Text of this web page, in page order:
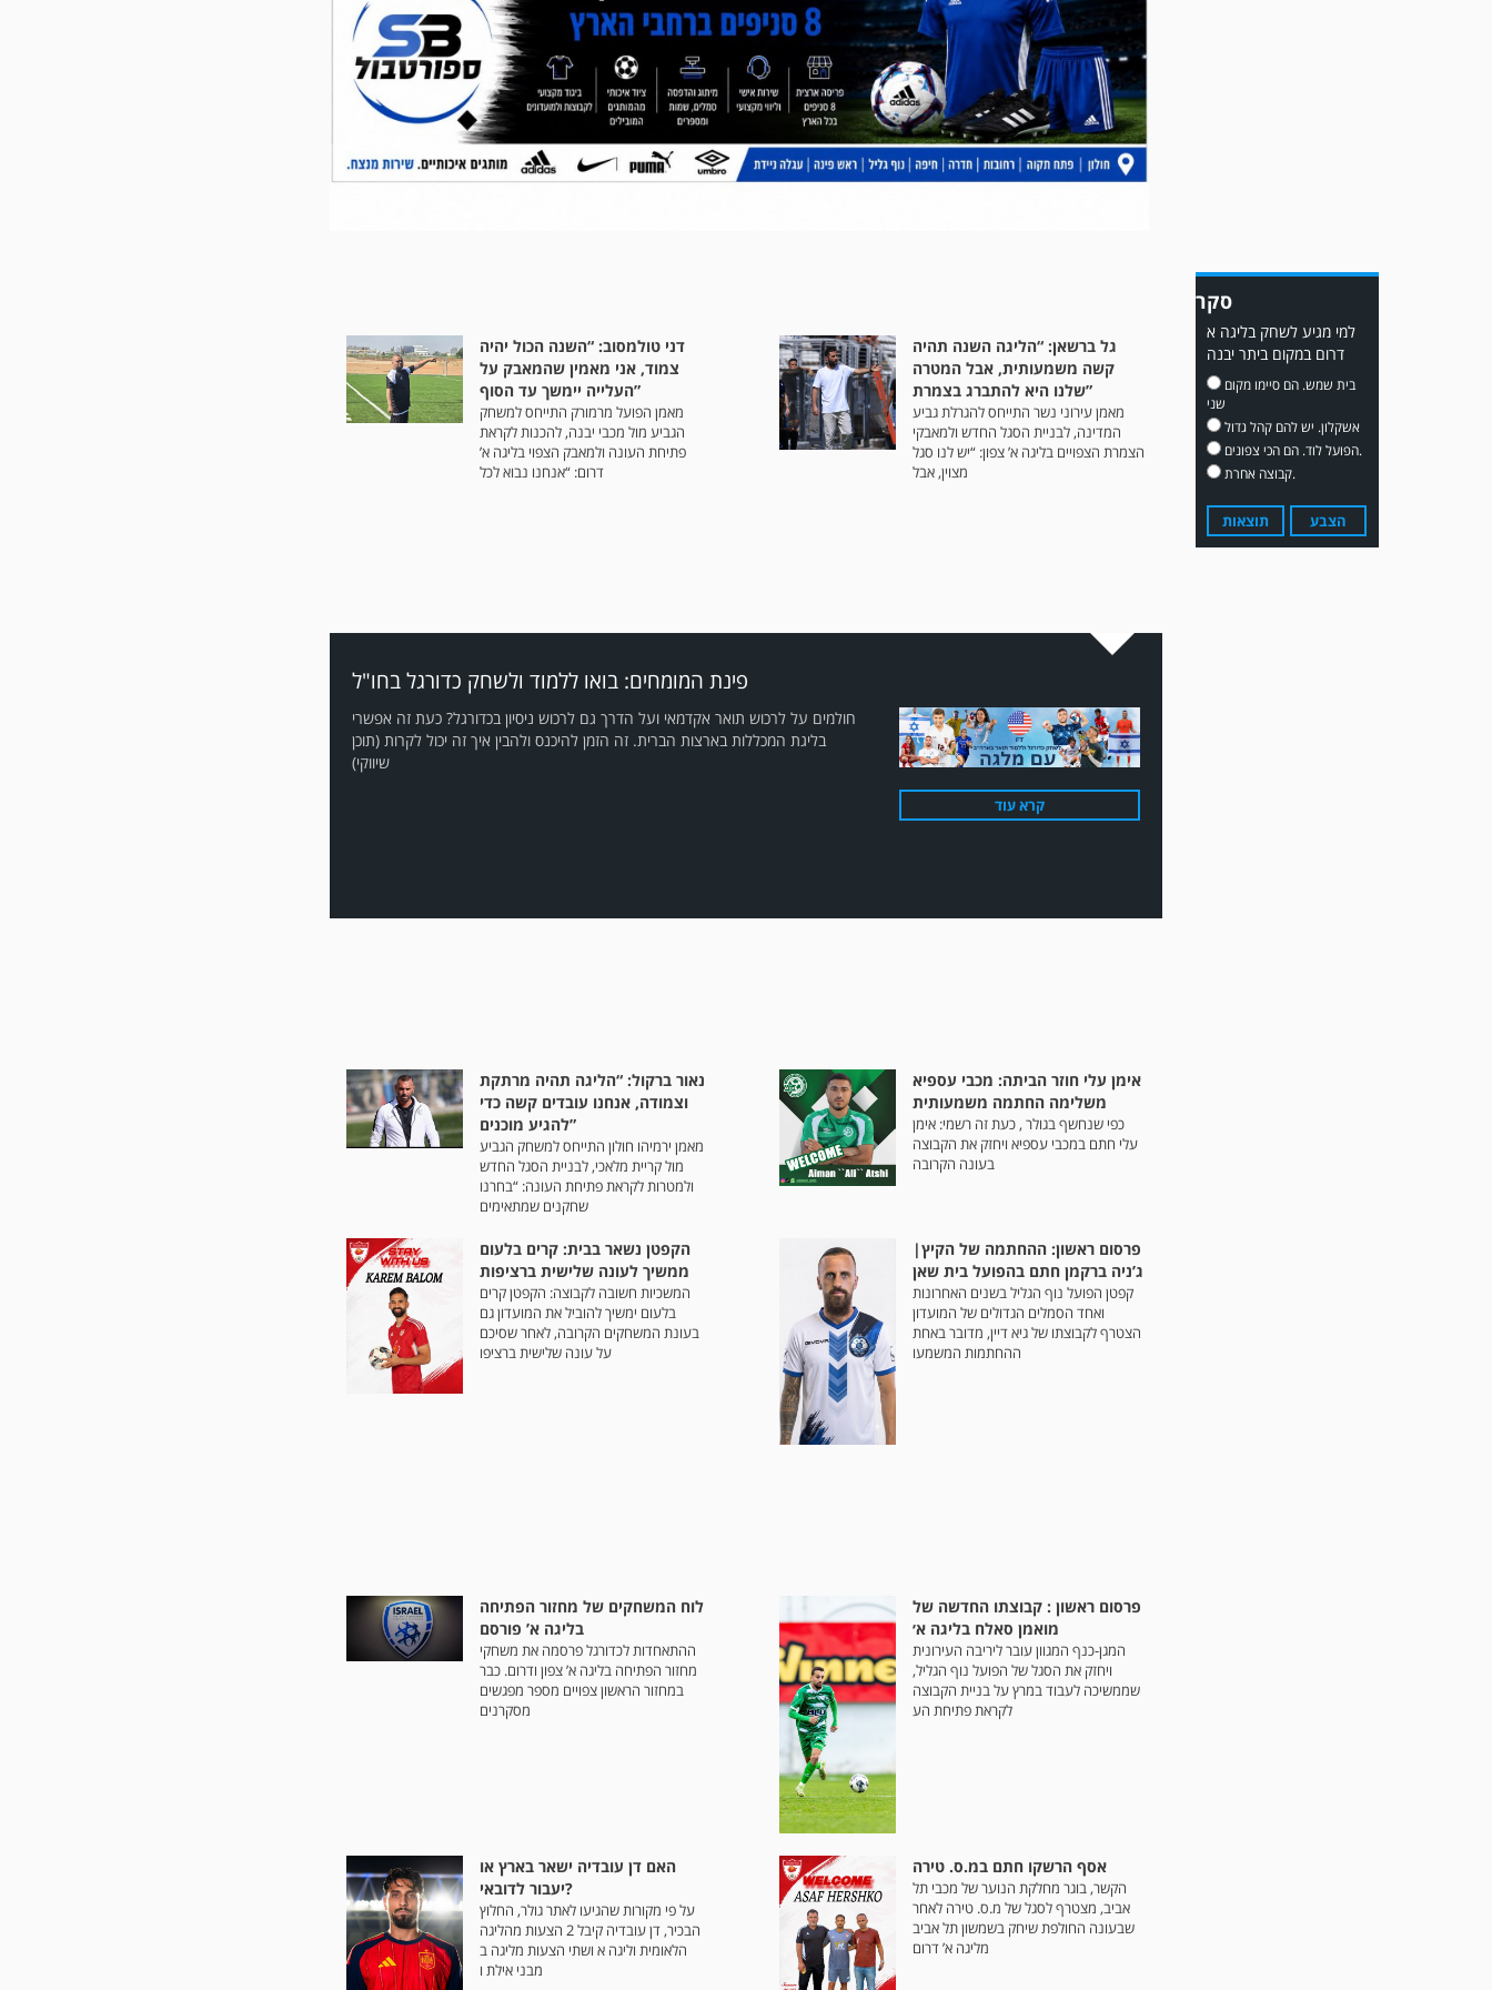
דני טולמסוב: “השנה הכול יהיה
צמוד, אני מאמין שהמאבק על
העלייה יימשך עד הסוף”
מאמן הפועל מרמורק התייחס למשחק
הגביע מול מכבי יבנה, להכנות לקראת
פתיחת העונה ולמאבק הצפוי בליגה א’
דרום: “אנחנו נבוא לכל
גל ברשאן: “הליגה השנה תהיה
קשה משמעותית, אבל המטרה
שלנו היא להתברג בצמרת”
מאמן עירוני נשר התייחס להגרלת גביע
המדינה, לבניית הסגל החדש ולמאבקי
הצמרת הצפויים בליגה א’ צפון: “יש לנו סגל
מצוין, אבל
פינת המומחים: בואו ללמוד ולשחק כדורגל בחו"ל
חולמים על לרכוש תואר אקדמאי ועל הדרך גם לרכוש ניסיון בכדורגל? כעת זה אפשרי
בליגת המכללות בארצות הברית. זה הזמן להיכנס ולהבין איך זה יכול לקרות (תוכן
שיווקי)
קרא עוד
נאור ברקול: “הליגה תהיה מרתקת
וצמודה, אנחנו עובדים קשה כדי
להגיע מוכנים”
מאמן ירמיהו חולון התייחס למשחק הגביע
מול קריית מלאכי, לבניית הסגל החדש
ולמטרות לקראת פתיחת העונה: “בחרנו
שחקנים שמתאימים
אימן עלי חוזר הביתה: מכבי עספיא
משלימה החתמה משמעותית
כפי שנחשף בגולר , כעת זה רשמי: אימן
עלי חתם במכבי עספיא ויחזק את הקבוצה
בעונה הקרובה
הקפטן נשאר בבית: קרים בלעום
ממשיך לעונה שלישית ברציפות
המשכיות חשובה לקבוצה: הקפטן קרים
בלעום ימשיך להוביל את המועדון גם
בעונת המשחקים הקרובה, לאחר שסיכם
על עונה שלישית ברציפו
פרסום ראשון: ההחתמה של הקיץ|
ג’ניה ברקמן חתם בהפועל בית שאן
קפטן הפועל נוף הגליל בשנים האחרונות
ואחד הסמלים הגדולים של המועדון
הצטרף לקבוצתו של גיא דיין, מדובר באחת
ההחתמות המשמעו
לוח המשחקים של מחזור הפתיחה
בליגה א’ פורסם
ההתאחדות לכדורגל פרסמה את משחקי
מחזור הפתיחה בליגה א’ צפון ודרום. כבר
במחזור הראשון צפויים מספר מפגשים
מסקרנים
פרסום ראשון : קבוצתו החדשה של
מואמן סאלח בליגה א׳
המגן-כנף המגוון עובר ליריבה העירונית
ויחזק את הסגל של הפועל נוף הגליל,
שממשיכה לעבוד במרץ על בניית הקבוצה
לקראת פתיחת הע
האם דן עובדיה ישאר בארץ או
יעבור לדובאי?
על פי מקורות שהגיעו לאתר גולר, החלוץ
הבכיר, דן עובדיה קיבל 2 הצעות מהליגה
הלאומית וליגה א ושתי הצעות מליגה ב
מבני אילת ו
אסף הרשקו חתם במ.ס. טירה
הקשר, בוגר מחלקת הנוער של מכבי תל
אביב, מצטרף לסגל של מ.ס. טירה לאחר
שבעונה החולפת שיחק בשמשון תל אביב
מליגה א’ דרום
עדכון גירסה מחכה לכם
בחנות האפלקציות...נא
להוריד את העדכון גירסה
סקר
למי מגיע לשחק בליגה א
דרום במקום ביתר יבנה
שני
אשקלון. יש להם קהל גדול
הפועל לוד. הם הכי צפונים.
קבוצה אחרת.
תוצאות הצבע